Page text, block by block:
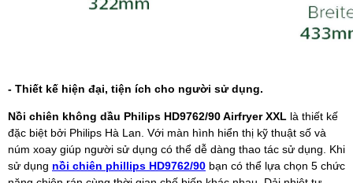
- Thiết kế hiện đại, tiện ích cho người sử dụng.
Nồi chiên không dầu Philips HD9762/90 Airfryer XXL là thiết kế
đặc biệt bởi Philips Hà Lan. Với màn hình hiển thị kỹ thuật số và
núm xoay giúp người sử dụng có thể dễ dàng thao tác sử dụng. Khi
sử dụng nồi chiên phillips HD9762/90 bạn có thể lựa chọn 5 chức